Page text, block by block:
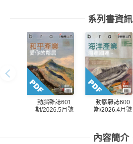
系列書資訊
動腦雜誌601
期/2026.5月號
動腦雜誌600
期/2026.4月號
內容簡介